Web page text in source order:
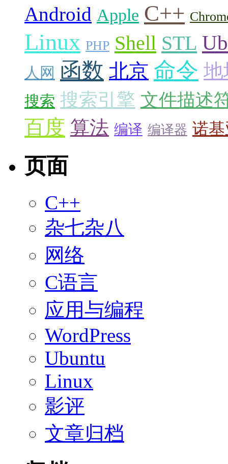
Android Apple C++
Linux PHP Shell STL
人网 函数 北京 命令 地
搜索 搜索引擎 文件描述
百度 算法 编译 编译器 诺
页面
C++
杂七杂八
网络
C语言
应用与编程
WordPress
Ubuntu
Linux
影评
文章归档